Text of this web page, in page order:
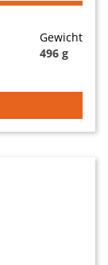
Gewicht
496 g